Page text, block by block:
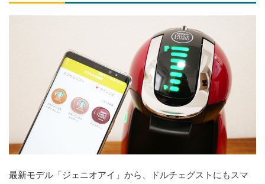
最新モデル「ジェニオアイ」から、ドルチェグストにもスマ